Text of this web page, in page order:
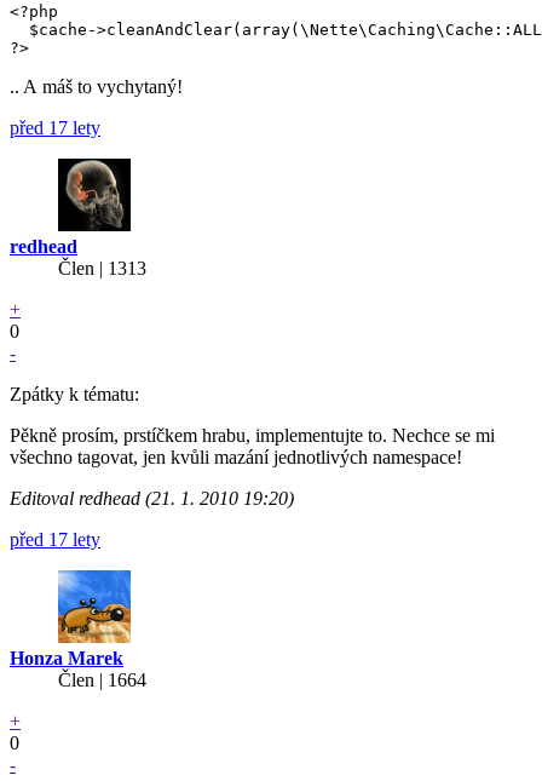
<?php
$cache-
?>
.. A máš to vychytaný!
před 17 lety
redhead
Člen | 1313
+
0
-
Zpátky k tématu:
Pěkně prosím, prstíčkem hrabu, implementujte to. Nechce se mi
všechno tagovat, jen kvůli mazání jednotlivých namespace!
Editoval redhead (21. 1. 2010 19:20)
před 17 lety
Honza Marek
Člen | 1664
+
0
-